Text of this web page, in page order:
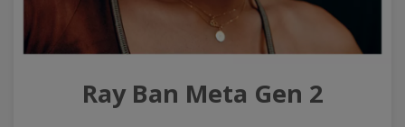
Ray Ban Meta Gen 2